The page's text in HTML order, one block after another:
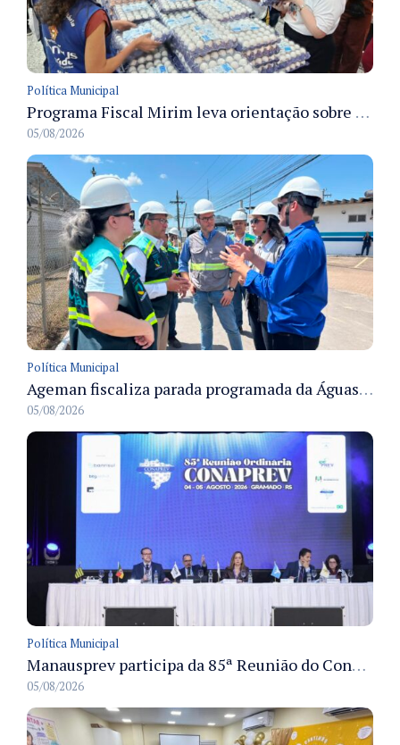
Política Municipal
Programa Fiscal Mirim leva orientação sobre segurança alimentar a alunos da rede municipal de Manaus
05/08/2026
Política Municipal
Ageman fiscaliza parada programada da Águas de Manaus e acompanha restabelecimento gradual do abastecimento em Manaus
05/08/2026
Política Municipal
Manausprev participa da 85ª Reunião do Conaprev e discute governança e sustentabilidade dos RPPS em Gramado
05/08/2026